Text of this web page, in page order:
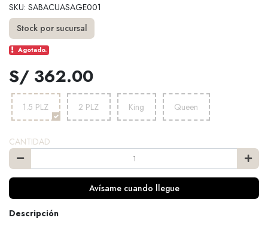
SKU: SABACUASAGE001
Stock por sucursal
Agotado.
S/ 362.00
1.5 PLZ 2 PLZ King Queen
CANTIDAD
Avísame cuando llegue
Descripción